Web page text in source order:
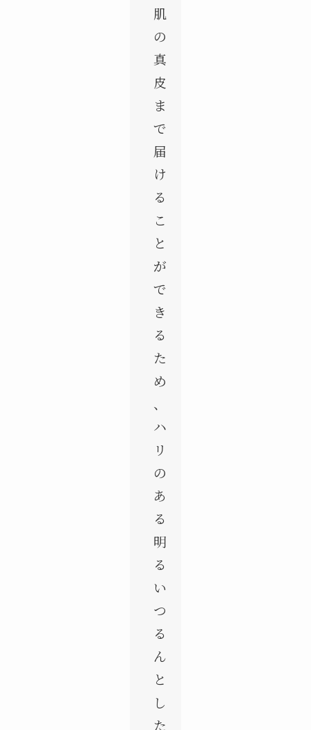
肌
の
真
皮
ま
で
届
け
る
こ
と
が
で
き
る
た
め
、
ハ
リ
の
あ
る
明
る
い
つ
る
ん
と
し
た